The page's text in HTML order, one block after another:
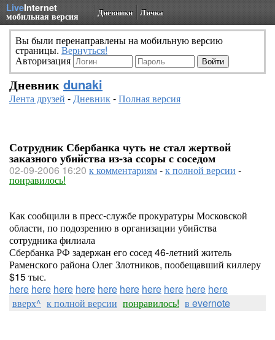
LiveInternet
мобильная версия Дневники Личка
Вы были перенаправлены на мобильную версию
страницы. Вернуться!
Авторизация
Дневник dunaki
Лента друзей -Дневник-Полная версия
Сотрудник Сбербанка чуть не стал жертвой
заказного убийства из-за ссоры с соседом
02-09-2006 16:20 к комментариям-к полной версии -
понравилось!
Как сообщили в пресс-службе прокуратуры Московской
области, по подозрению в организации убийства
сотрудника филиала
Сбербанка РФ задержан его сосед 46-летний житель
Раменского района Олег Злотников, пообещавший киллеру
$15 тыс.
here here here here here here here here here here
вверх^ к полной версии понравилось! в evernote